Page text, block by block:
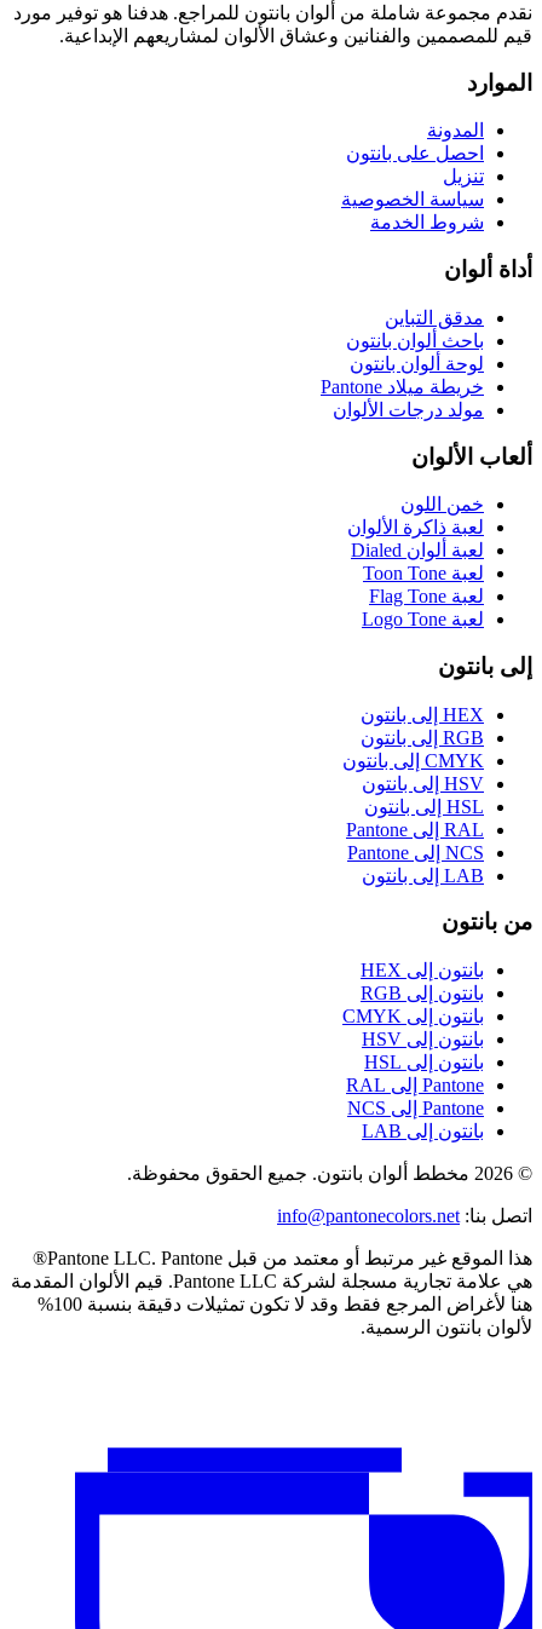
نقدم مجموعة شاملة من ألوان بانتون للمراجع. هدفنا هو توفير مورد
قيم للمصممين والفنانين وعشاق الألوان لمشاريعهم الإبداعية.
الموارد
المدونة
احصل على بانتون
تنزيل
سياسة الخصوصية
شروط الخدمة
أداة ألوان
مدقق التباين
باحث ألوان بانتون
لوحة ألوان بانتون
خريطة ميلاد Pantone
مولد درجات الألوان
ألعاب الألوان
خمن اللون
لعبة ذاكرة الألوان
لعبة ألوان Dialed
لعبة Toon Tone
لعبة Flag Tone
لعبة Logo Tone
إلى بانتون
HEX إلى بانتون
RGB إلى بانتون
CMYK إلى بانتون
HSV إلى بانتون
HSL إلى بانتون
RAL إلى Pantone
NCS إلى Pantone
LAB إلى بانتون
من بانتون
بانتون إلى HEX
بانتون إلى RGB
بانتون إلى CMYK
بانتون إلى HSV
بانتون إلى HSL
Pantone إلى RAL
Pantone إلى NCS
بانتون إلى LAB
© 2026 مخطط ألوان بانتون. جميع الحقوق محفوظة.
اتصل بنا:
info@pantonecolors.net
هذا الموقع غير مرتبط أو معتمد من قبل Pantone LLC. Pantone®
هي علامة تجارية مسجلة لشركة Pantone LLC. قيم الألوان المقدمة
هنا لأغراض المرجع فقط وقد لا تكون تمثيلات دقيقة بنسبة 100%
لألوان بانتون الرسمية.